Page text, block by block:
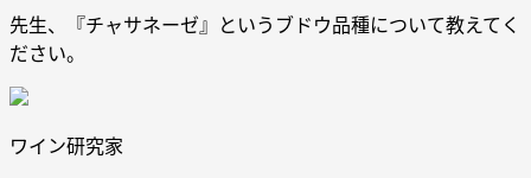
先生、『チャサネーゼ』というブドウ品種について教えてく
ださい。
ワイン研究家